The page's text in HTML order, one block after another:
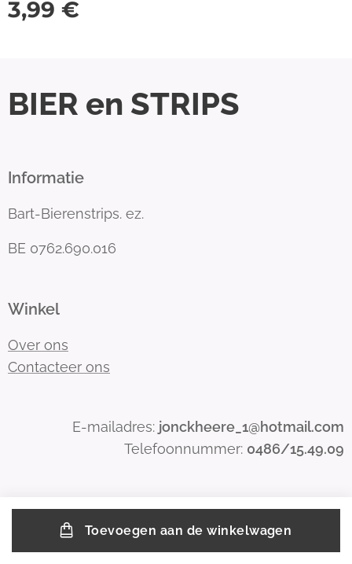
3,99 €
Toevoegen aan de winkelwagen
BIER en STRIPS
Informatie
Bart-Bierenstrips. ez.
BE 0762.690.016
Winkel
Over ons
Contacteer ons
E-mailadres: jonckheere_1@hotmail.com
Telefoonnummer: 0486/15.49.09